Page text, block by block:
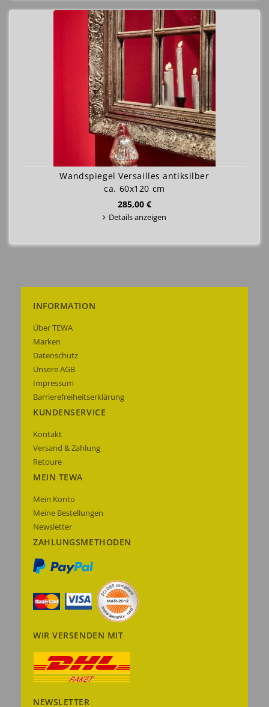
Wandspiegel Versailles antiksilber
ca. 60x120 cm
285,00 €
Details anzeigen
INFORMATION
Über TEWA
Marken
Datenschutz
Unsere AGB
Impressum
Barrierefreiheitserklärung
KUNDENSERVICE
Kontakt
Versand & Zahlung
Retoure
MEIN TEWA
Mein Konto
Meine Bestellungen
Newsletter
ZAHLUNGSMETHODEN
WIR VERSENDEN MIT
NEWSLETTER